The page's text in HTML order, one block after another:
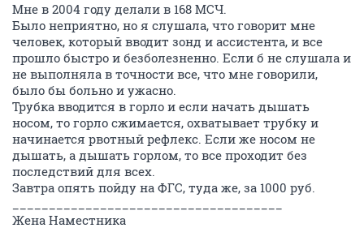
Мне в 2004 году делали в 168 МСЧ.
Было неприятно, но я слушала, что говорит мне
человек, который вводит зонд и ассистента, и все
прошло быстро и безболезненно. Если б не слушала и
не выполняла в точности все, что мне говорили,
было бы больно и ужасно.
Трубка вводится в горло и если начать дышать
носом, то горло сжимается, охватывает трубку и
начинается рвотный рефлекс. Если же носом не
дышать, а дышать горлом, то все проходит без
последствий для всех.
Завтра опять пойду на ФГС, туда же, за 1000 руб.
Жена Наместника